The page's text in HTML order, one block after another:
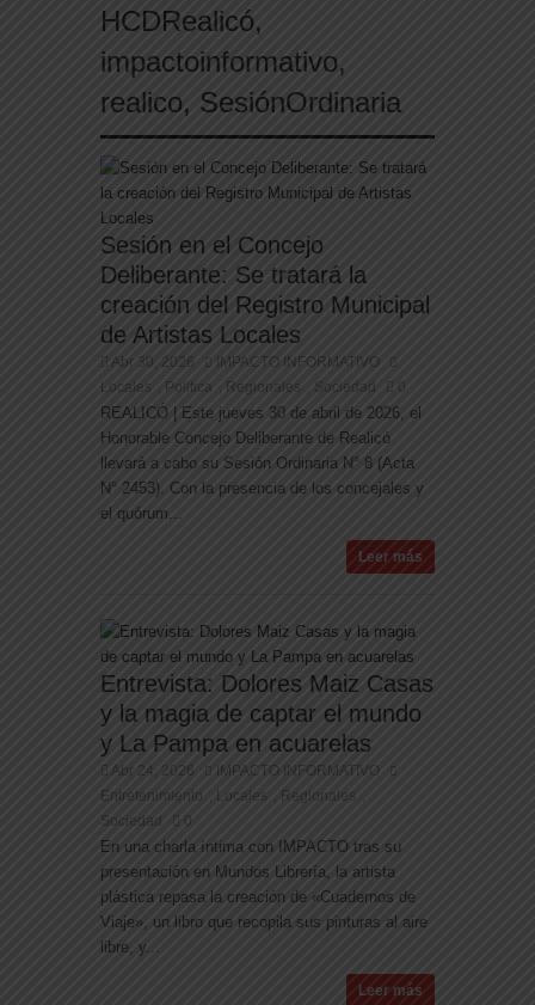
HCDRealicó,
impactoinformativo,
realico, SesiónOrdinaria
Sesión en el Concejo
Deliberante: Se tratará la
creación del Registro Municipal
de Artistas Locales
Abr 30, 2026
IMPACTO INFORMATIVO
Locales
Politica Regionales Sociedad 0
REALICÓ | Este jueves 30 de abril de 2026, el
Honorable Concejo Deliberante de Realicó
llevará a cabo su Sesión Ordinaria N° 8 (Acta
N° 2453). Con la presencia de los concejales y
el quórum...
Leer más
Entrevista: Dolores Maiz Casas
y la magia de captar el mundo
y La Pampa en acuarelas
Abr 24, 2026
IMPACTO INFORMATIVO
Entretenimiento
Locales Regionales
Sociedad 0
En una charla íntima con IMPACTO tras su
presentación en Mundos Librería, la artista
plástica repasa la creación de «Cuadernos de
Viaje», un libro que recopila sus pinturas al aire
libre, y...
Leer más